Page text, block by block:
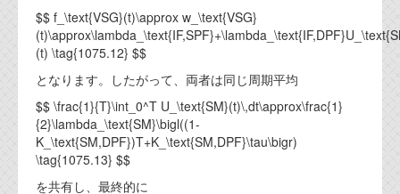
$$ f_\text{VSG}(t)\approx w_\text{VSG}
(t) \tag{1075.12} $$
となります。したがって、両者は同じ周期平均
$$ \frac{1}{T}\int_0^T U_\text{SM}(t)\,dt\approx\frac{1}
{2}\lambda_\text{SM}\bigl((1-
K_\text{SM,DPF})T+K_\text{SM,DPF}\tau\bigr)
\tag{1075.13} $$
を共有し、最終的に